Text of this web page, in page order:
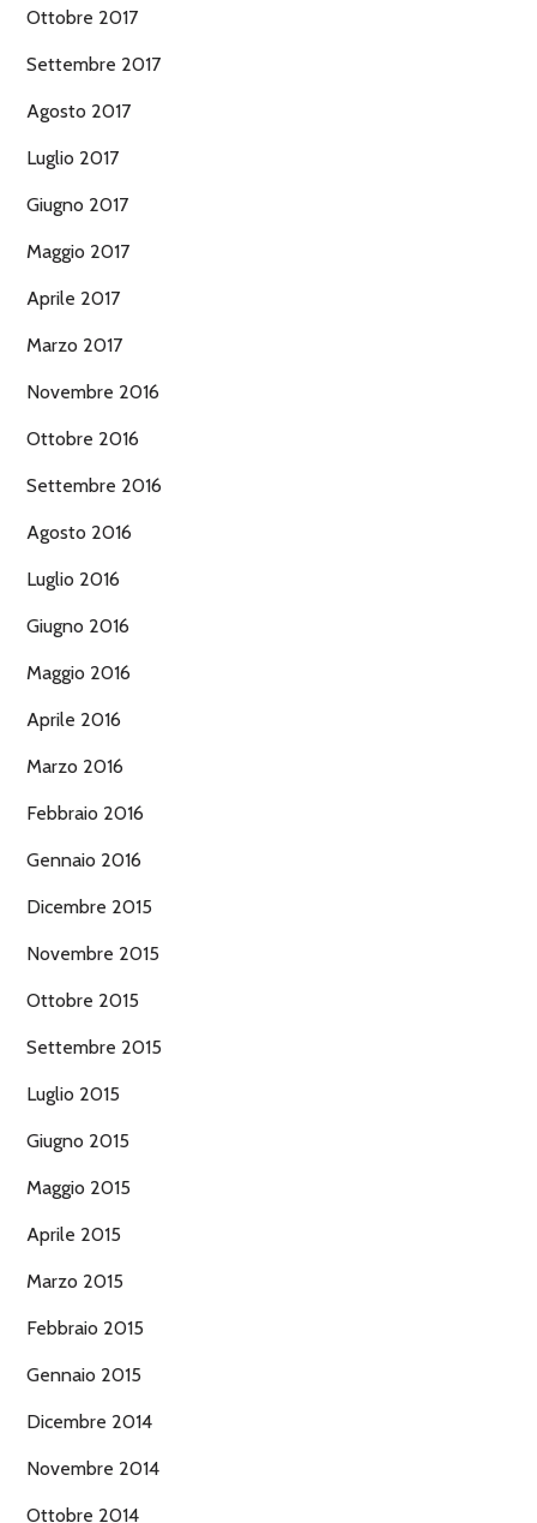
Ottobre 2017
Settembre 2017
Agosto 2017
Luglio 2017
Giugno 2017
Maggio 2017
Aprile 2017
Marzo 2017
Novembre 2016
Ottobre 2016
Settembre 2016
Agosto 2016
Luglio 2016
Giugno 2016
Maggio 2016
Aprile 2016
Marzo 2016
Febbraio 2016
Gennaio 2016
Dicembre 2015
Novembre 2015
Ottobre 2015
Settembre 2015
Luglio 2015
Giugno 2015
Maggio 2015
Aprile 2015
Marzo 2015
Febbraio 2015
Gennaio 2015
Dicembre 2014
Novembre 2014
Ottobre 2014